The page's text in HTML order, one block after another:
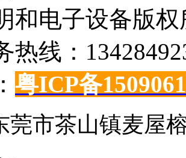
和电子设备版
热线：
粤ICP备
莞市茶山镇麦屋